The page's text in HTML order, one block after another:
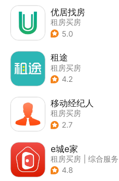
优居找房
租房买房
5.0
租途
租房买房
4.2
移动经纪人
租房买房
2.7
e城e家
租房买房
综合服务
4.8